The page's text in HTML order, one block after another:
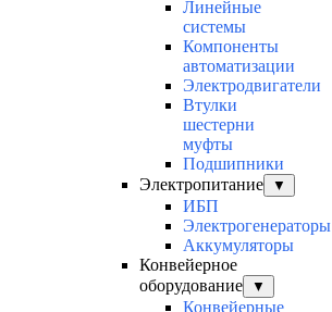
Линейные
системы
Компоненты
автоматизации
Электродвигатели
Втулки
шестерни
муфты
Подшипники
Электропитание
▼
ИБП
Электрогенераторы
Аккумуляторы
Конвейерное
оборудование
▼
Конвейерные